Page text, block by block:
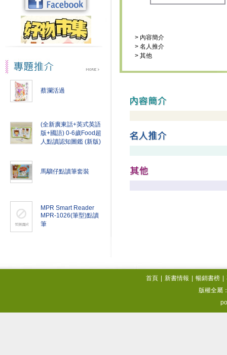
蔡瀾活過
(全新廣東話+英式英語
版+國語) 0-6歲Food超
人點讀認知圖鑑 (新版)
馬騮仔點讀筆套裝
MPR Smart Reader
MPR-1026(筆型)點讀
筆
> 內容簡介
> 名人推介
> 其他
首頁 新書情報 暢銷書榜
版權全屬